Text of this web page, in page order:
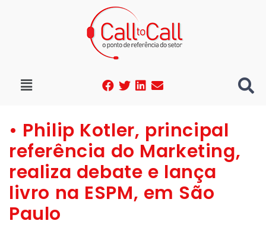
• Philip Kotler, principal
referência do Marketing,
realiza debate e lança
livro na ESPM, em São
Paulo